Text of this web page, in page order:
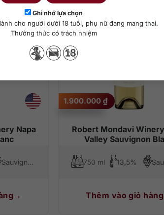
Ghi nhớ lựa chọn
cho người dưới 18 tuổi, phụ nữ đang mang thai.
Thưởng thức có trách nhiệm
Napa
Sauvignon Blanc
Robert Mondavi
Valley Sauvignon
1.900.000 ₫
750 ml 13,5%
Thêm vào giỏ hàng